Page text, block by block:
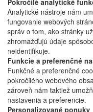
Pokročilé analytické
Analytické nástroje nám
fungovanie webových
správ o tom, ako stránky
zhromažďujú údaje
neidentifikuje.
Funkcie a preferenčné
Funkčné a preferenčné
pokročilého webového
zároveň nám taktiež
nastavenia a preferencie.
Personalizované ponuky